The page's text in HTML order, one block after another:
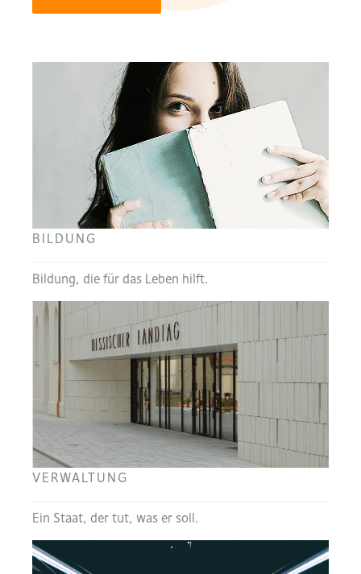
BILDUNG
Bildung, die für das Leben hilft.
VERWALTUNG
Ein Staat, der tut, was er soll.